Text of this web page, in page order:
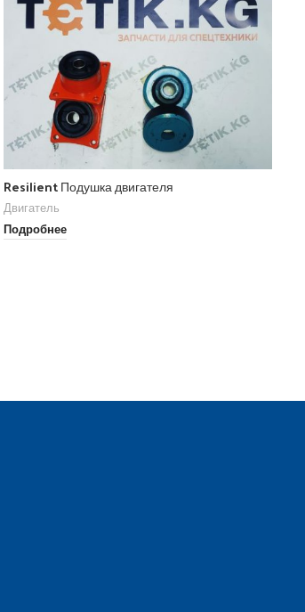
Resilient Подушка двигателя
Двигатель
Подробнее